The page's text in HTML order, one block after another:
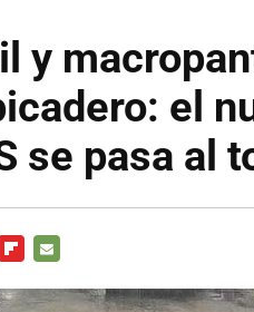
y
el
se pasa al
MAIL